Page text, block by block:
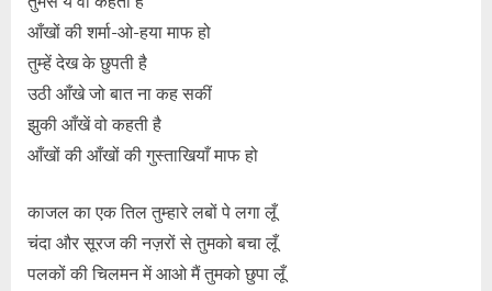
आँखों की शर्मा-ओ-हया माफ हो
तुम्हें देख के छुपती है
उठी आँखे जो बात ना कह सकीं
झुकी आँखें वो कहती है
आँखों की आँखों की गुस्ताखियाँ माफ हो
काजल का एक तिल तुम्हारे लबों पे लगा लूँ
चंदा और सूरज की नज़रों से तुमको बचा लूँ
पलकों की चिलमन में आओ मैं तुमको छुपा लूँ